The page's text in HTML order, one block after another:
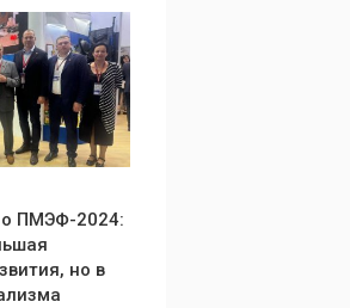
ПМЭФ-2024:
но в